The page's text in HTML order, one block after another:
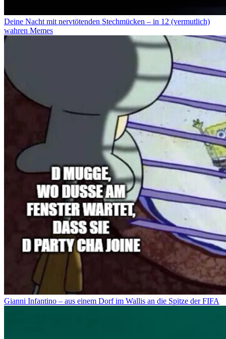
Deine Nacht mit nervtötenden Stechmücken – in 12 (vermutlich)
wahren Memes
Gianni Infantino – aus einem Dorf im Wallis an die Spitze der FIFA